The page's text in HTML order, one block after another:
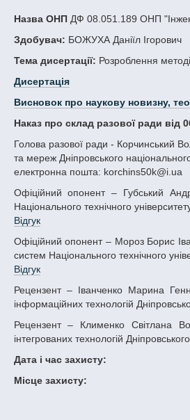
Назва ОНПДФ 08.051.189 ОНП
Здобувач: БОЖУХА Даніїл Ігорович
Тема дисертації: Розроблення
Дисертація
Висновок про наукову новизну,
Наказ про склад разової ради від
Голова разової ради - Корчинський Володимир Михайлович, доктор технічних наук, професор, професор кафедри телекомунікаційних систем
та мереж Дніпровського
електронна пошта: korchins50k@i.ua
Офіційний опонент – Губський Андрій Миколайович, кандидат технічних наук, доцент кафедри інформатики та програмної інженерії
Національного технічного
Відгук
Офіційний опонент – Мороз Борис Іванович, доктор технічних наук, професор, професор кафедри програмного забезпечення комп’ютерних
систем Національного технічного
Відгук
Рецензент – Іванченко Марина Геннадіївна, кандидат технічних наук, доцент, доцент кафедри інженерії програмного забезпечення та
інформаційних технологій
Рецензент – Клименко Світлана Володимирівна, кандидат технічних наук, доцент, завідувач кафедри кібербезпеки та комп’ютерно-
інтегрованих технологій
Дата і час захисту:
Місце захисту: